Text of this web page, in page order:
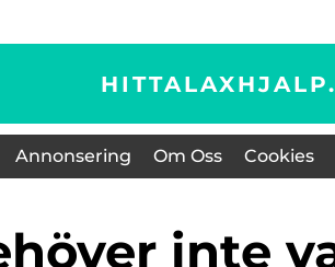
HITTALAXHJALP.
Annonsering Om Oss Cookies